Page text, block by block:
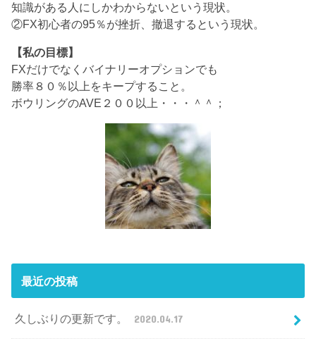
知識がある人にしかわからないという現状。
②FX初心者の95％が挫折、撤退するという現状。
【私の目標】
FXだけでなくバイナリーオプションでも
勝率８０％以上をキープすること。
ボウリングのAVE２００以上・・・＾＾；
最近の投稿
久しぶりの更新です。 2020.04.17